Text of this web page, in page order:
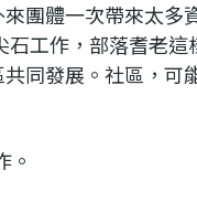
團體一次帶來太
工作，部落耆老
同發展。社區，可
。